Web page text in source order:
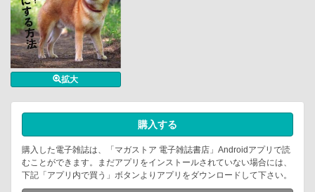
拡大
購入する
購入した電子雑誌は、「マガストア 電子雑誌書店」Androidアプリで読
むことができます。まだアプリをインストールされていない場合には、
下記「アプリ内で買う」ボタンよりアプリをダウンロードして下さい。